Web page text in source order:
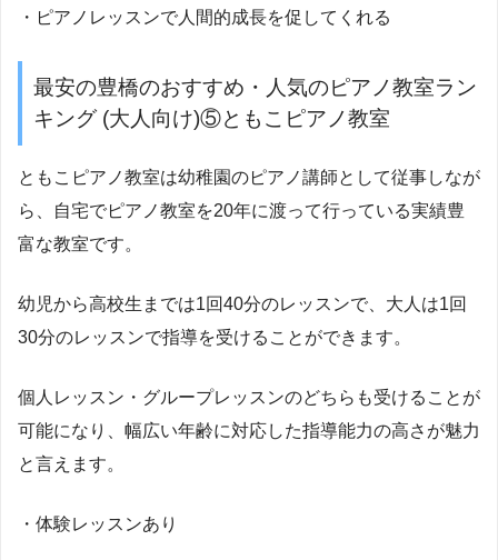
・ピアノレッスンで人間的成長を促してくれる
最安の豊橋のおすすめ・人気のピアノ教室ラン
キング (大人向け)⑤ともこピアノ教室
ともこピアノ教室は幼稚園のピアノ講師として従事しなが
ら、自宅でピアノ教室を20年に渡って行っている実績豊
富な教室です。
幼児から高校生までは1回40分のレッスンで、大人は1回
30分のレッスンで指導を受けることができます。
個人レッスン・グループレッスンのどちらも受けることが
可能になり、幅広い年齢に対応した指導能力の高さが魅力
と言えます。
・体験レッスンあり